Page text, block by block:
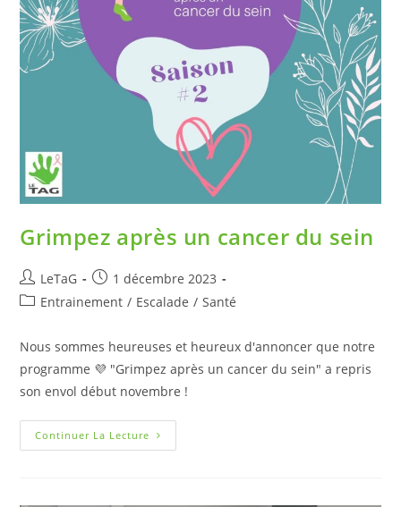
Grimpez après un cancer du sein
LeTaG
1 décembre 2023
Entrainement / Escalade / Santé
Nous sommes heureuses et heureux d'annoncer que notre
programme 💜 "Grimpez après un cancer du sein" a repris
son envol début novembre !
Continuer La Lecture